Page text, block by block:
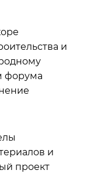
и
форума
и
проект